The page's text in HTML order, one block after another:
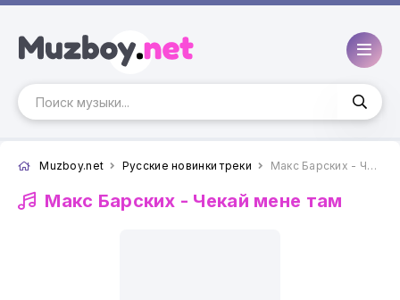
Muzboy.net Русские новинки треки Макс Барских - Чекай мене там
Макс Барских - Чекай мене там